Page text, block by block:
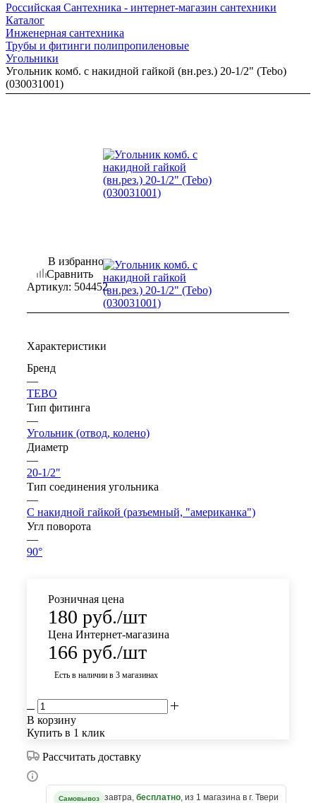
Российская Сантехника - интернет-магазин сантехники
Каталог
Инженерная сантехника
Трубы и фитинги полипропиленовые
Угольники
Угольник комб. с накидной гайкой (вн.рез.) 20-1/2" (Tebo)
(030031001)
В избранное
Сравнить
Артикул: 504452
Характеристики
Бренд
—
TEBO
Тип фитинга
—
Угольник (отвод, колено)
Диаметр
—
20-1/2"
Тип соединения угольника
—
С накидной гайкой (разъемный, "американка")
Угл поворота
—
90°
Розничная цена
180 руб./шт
Цена Интернет-магазина
166 руб./шт
Есть в наличии в 3 магазинах
В корзину
Купить в 1 клик
Рассчитать доставку
Самовывоз завтра, бесплатно, из 1 магазина в г. Твери